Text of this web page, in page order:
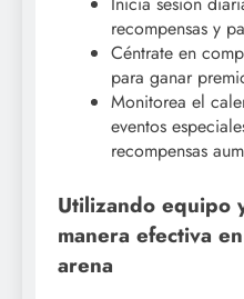
recompensas y
Céntrate en
para ganar
Monitorea el
eventos
recompensas
Utilizando equipo
manera efectiva
arena